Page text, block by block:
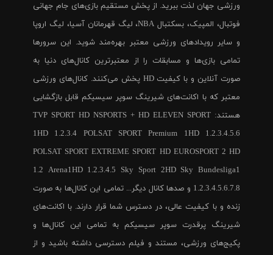
ورزشی جهان لذت ببرید. از پخش مستقیم بازی‌های جام جهانی
فوتبال، المپیک، بسکتبال NBA، لیگ قهرمانان آسیا، لیگ اروپا
و سایر رویدادهای ورزشی معتبر بهره‌مند شوید. این سرورها
تمامی بازی‌ها و مسابقات را از معتبرترین کانال‌های دنیا به
صورت آنلاین و با کیفیت HD پخش می‌کنند. کانال‌های ورزشی
معتبر که با اکانت‌های شیرینگ سوپر سیسیکم قابل بازگشایی
هستند: TVP SPORT HD NSPORTS + HD ELEVEN SPORT
1HD 1.2.3.4 POLSAT SPORT Premium 1HD 1.2.3.4.5.6
POLSAT SPORT EXTREME SPORT HD EUROSPORT 2 HD
1.2 Arena1HD 1.2.3.4.5 Sky Sport 2HD Sky Bundesliga1
1.2.3.4.5.6.7.8 و صدها کانال دیگر... تمامی این کانال‌ها به صورت
زنده و با کیفیت عالی، در دسترس شما قرار دارند. با اکانت‌های
شیرینگ پرقدرت سوپر سیسیکم به تمامی این کانال‌ها و
پکیج‌های ورزشی، مستند و فیلم دسترسی داشته باشید و از